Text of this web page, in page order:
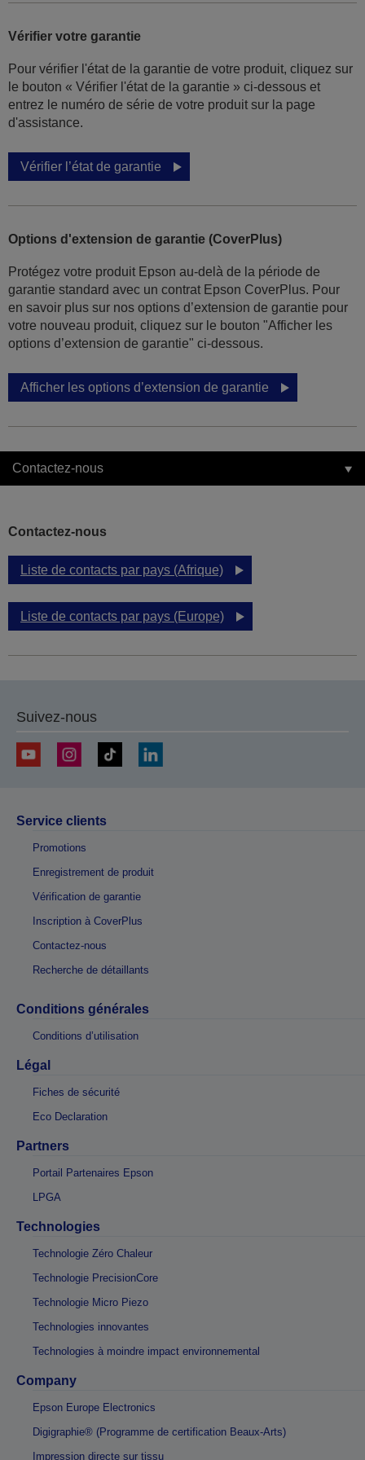
Vérifier votre garantie
Pour vérifier l'état de la garantie de votre produit, cliquez sur
le bouton « Vérifier l'état de la garantie » ci-dessous et
entrez le numéro de série de votre produit sur la page
d'assistance.
Vérifier l’état de garantie
Options d'extension de garantie (CoverPlus)
Protégez votre produit Epson au-delà de la période de
garantie standard avec un contrat Epson CoverPlus. Pour
en savoir plus sur nos options d’extension de garantie pour
votre nouveau produit, cliquez sur le bouton "Afficher les
options d’extension de garantie" ci-dessous.
Afficher les options d’extension de garantie
Contactez-nous
Contactez-nous
Liste de contacts par pays (Afrique)
Liste de contacts par pays (Europe)
Suivez-nous
Service clients
Promotions
Enregistrement de produit
Vérification de garantie
Inscription à CoverPlus
Contactez-nous
Recherche de détaillants
Conditions générales
Conditions d’utilisation
Légal
Fiches de sécurité
Eco Declaration
Partners
Portail Partenaires Epson
LPGA
Technologies
Technologie Zéro Chaleur
Technologie PrecisionCore
Technologie Micro Piezo
Technologies innovantes
Technologies à moindre impact environnemental
Company
Epson Europe Electronics
Digigraphie® (Programme de certification Beaux-Arts)
Impression directe sur tissu